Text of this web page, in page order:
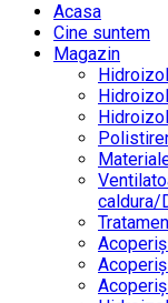
Acasa
Cine suntem
Magazin
caldura/